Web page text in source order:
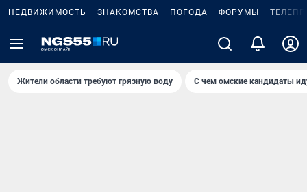
НЕДВИЖИМОСТЬ ЗНАКОМСТВА ПОГОДА ФОРУМЫ
Жители области требуют грязную воду С чем омские кандидаты